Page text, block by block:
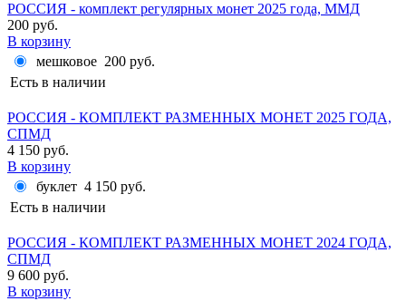
РОССИЯ - комплект регулярных монет 2025 года, ММД
200 руб.
В корзину
мешковое 200 руб.
Есть в наличии
РОССИЯ - КОМПЛЕКТ РАЗМЕННЫХ МОНЕТ 2025 ГОДА,
СПМД
4 150 руб.
В корзину
буклет 4 150 руб.
Есть в наличии
РОССИЯ - КОМПЛЕКТ РАЗМЕННЫХ МОНЕТ 2024 ГОДА,
СПМД
9 600 руб.
В корзину